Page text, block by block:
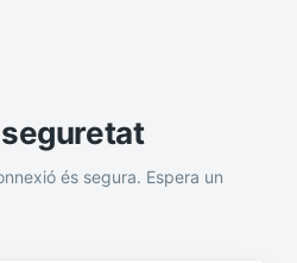
és segura. Espera un